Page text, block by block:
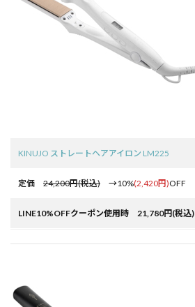
KINUJO ストレートヘアアイロン LM225
定価 24,200円(税込) →10%(2,420円)OFF
LINE10%OFFクーポン使用時 21,780円(税込)